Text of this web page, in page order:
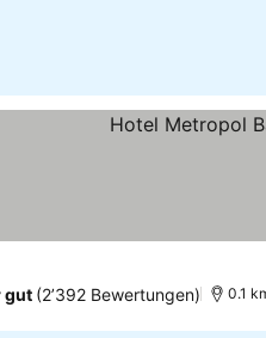
gut (2’392 Bewertungen) 0.1